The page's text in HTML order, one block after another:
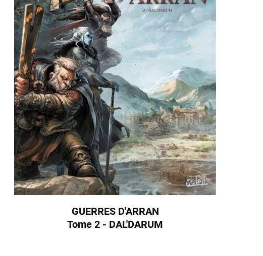
GUERRES D'ARRAN
Tome 2 - DAL'DARUM